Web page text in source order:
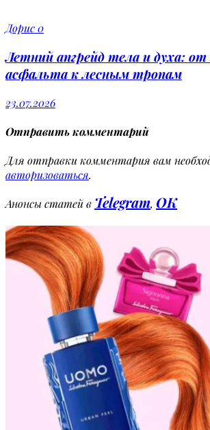
Дорис0
Летний апгрейд тела и духа: от
асфальта к лесным тропам
23.07.2026
Отправить комментарий
Для отправки комментария вам
авторизоваться.
Анонсы статей в Telegram, OK